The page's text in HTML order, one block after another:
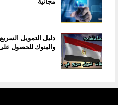
والبنوك للحصول